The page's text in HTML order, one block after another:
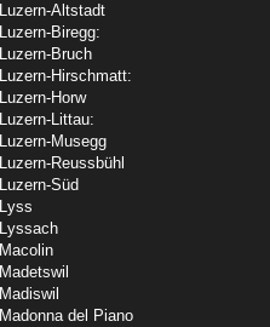
Luzern-Altstadt
Luzern-Biregg:
Luzern-Bruch
Luzern-Hirschmatt:
Luzern-Horw
Luzern-Littau:
Luzern-Musegg
Luzern-Reussbühl
Luzern-Süd
Lyss
Lyssach
Macolin
Madetswil
Madiswil
Madonna del Piano